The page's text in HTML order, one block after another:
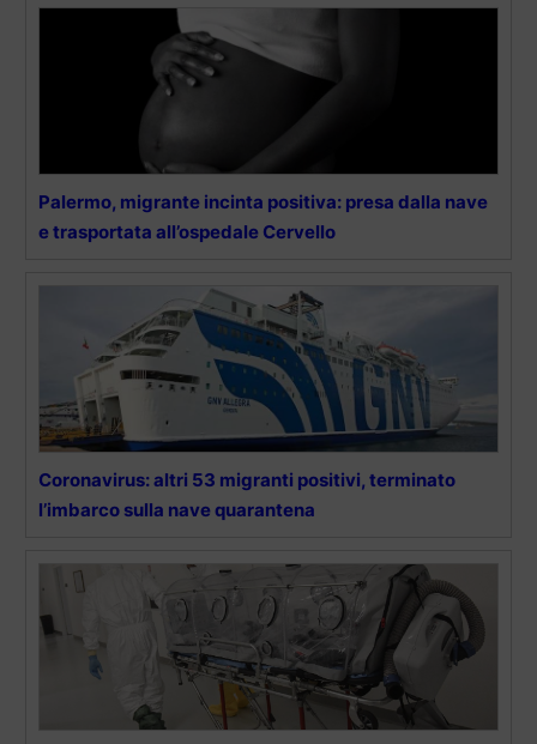
Palermo, migrante incinta positiva: presa dalla nave
e trasportata all’ospedale Cervello
Coronavirus: altri 53 migranti positivi, terminato
l’imbarco sulla nave quarantena